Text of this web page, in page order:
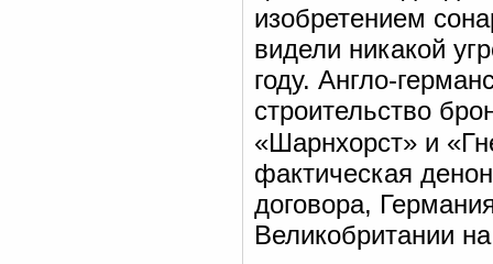
изобретением
видели никакой
году. Англо-
строительство
«Шарнхорст» и
фактическая
договора,
Великобритании